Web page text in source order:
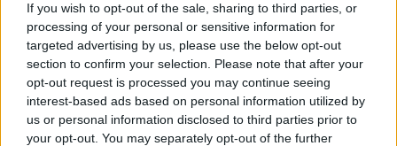
If you wish to opt-out of the sale, sharing to third parties, or
processing of your personal or sensitive information for
targeted advertising by us, please use the below opt-out
section to confirm your selection. Please note that after your
opt-out request is processed you may continue seeing
interest-based ads based on personal information utilized by
us or personal information disclosed to third parties prior to
your opt-out. You may separately opt-out of the further